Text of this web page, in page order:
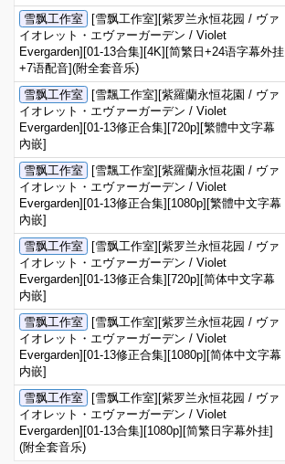
雪飘工作室
[雪飘工作室][紫罗兰永恒花园 / ヴァ
イオレット・エヴァーガーデン / Violet
Evergarden][01-13合集][4K][简繁日+24语字幕外挂
+7语配音](附全套音乐)
雪飘工作室
[雪飄工作室][紫羅蘭永恒花園 / ヴァ
イオレット・エヴァーガーデン / Violet
Evergarden][01-13修正合集][720p][繁體中文字幕
內嵌]
雪飘工作室
[雪飄工作室][紫羅蘭永恒花園 / ヴァ
イオレット・エヴァーガーデン / Violet
Evergarden][01-13修正合集][1080p][繁體中文字幕
內嵌]
雪飘工作室
[雪飘工作室][紫罗兰永恒花园 / ヴァ
イオレット・エヴァーガーデン / Violet
Evergarden][01-13修正合集][720p][简体中文字幕
内嵌]
雪飘工作室
[雪飘工作室][紫罗兰永恒花园 / ヴァ
イオレット・エヴァーガーデン / Violet
Evergarden][01-13修正合集][1080p][简体中文字幕
内嵌]
雪飘工作室
[雪飘工作室][紫罗兰永恒花园 / ヴァ
イオレット・エヴァーガーデン / Violet
Evergarden][01-13合集][1080p][简繁日字幕外挂]
(附全套音乐)